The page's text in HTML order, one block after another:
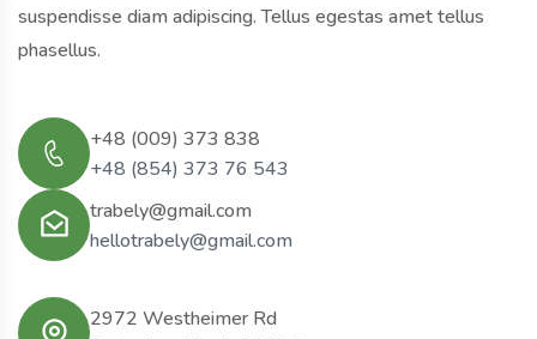
suspendisse diam adipiscing. Tellus egestas amet tellus
phasellus.
+48 (854) 373 76 543
+48 (009) 373 838
hellotrabely@gmail.com
trabely@gmail.com
2972 Westheimer Rd